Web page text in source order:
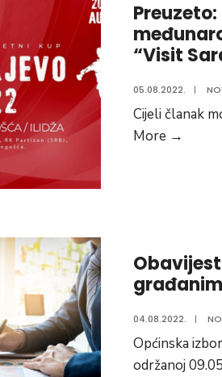
“Visit
05.08.2022. |
Cijeli članak
More →
turnir
“Visit
2022”
04.08.2022. |
Općinska
održanoj